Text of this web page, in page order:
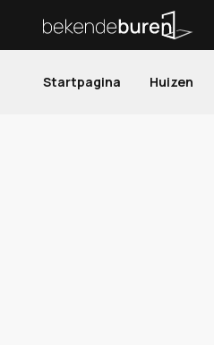
Startpagina Huizen